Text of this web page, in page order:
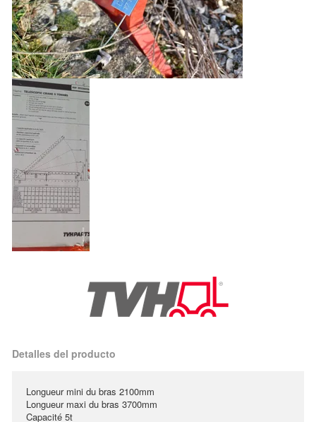
Detalles del producto
Longueur mini du bras 2100mm
Longueur maxi du bras 3700mm
Capacité 5t